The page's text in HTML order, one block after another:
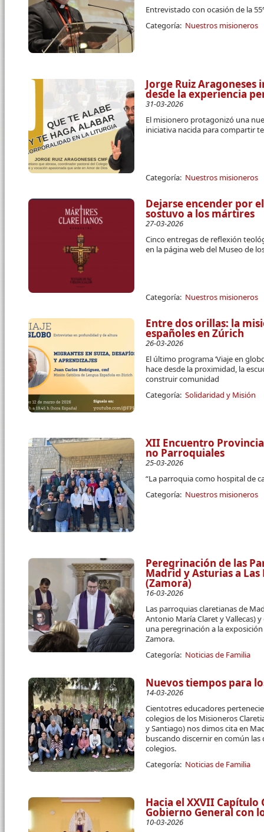
Entrevistado con ocasión de la
Categoría: Nuestros misioneros
Jorge Ruiz Aragoneses
desde la experiencia
31-03-2026
El misionero protagonizó una
iniciativa nacida para compartir
Categoría: Nuestros misioneros
Dejarse encender por
sostuvo a los mártires
27-03-2026
Cinco entregas de reflexión
en la página web del Museo de
Categoría: Nuestros misioneros
Entre dos orillas: la
españoles en Zúrich
26-03-2026
El último programa ‘Viaje en
hace desde la proximidad, la
construir comunidad
Categoría: Solidaridad y Misión
XII Encuentro
no Parroquiales
25-03-2026
“La parroquia como hospital de
Categoría: Nuestros misioneros
Peregrinación de las
Madrid y Asturias a
(Zamora)
16-03-2026
Las parroquias claretianas de
Antonio María Claret y Vallecas)
una peregrinación a la
Zamora.
Categoría: Noticias de Familia
Nuevos tiempos para
14-03-2026
Cientotres educadores
colegios de los Misioneros
y Santiago) nos dimos cita en
buscando discernir en común
colegios.
Categoría: Noticias de Familia
Hacia el XXVII
Gobierno General con
10-03-2026